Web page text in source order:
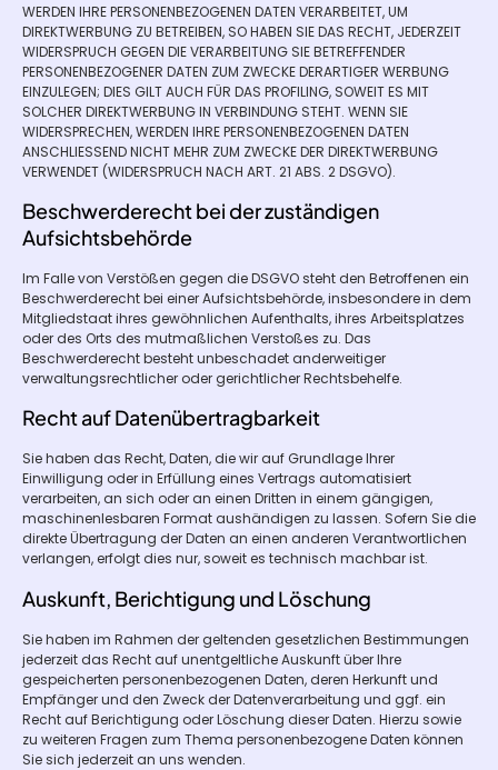
WERDEN IHRE PERSONENBEZOGENEN DATEN VERARBEITET, UM
DIREKTWERBUNG ZU BETREIBEN, SO HABEN SIE DAS RECHT, JEDERZEIT
WIDERSPRUCH GEGEN DIE VERARBEITUNG SIE BETREFFENDER
PERSONENBEZOGENER DATEN ZUM ZWECKE DERARTIGER WERBUNG
EINZULEGEN; DIES GILT AUCH FÜR DAS PROFILING, SOWEIT ES MIT
SOLCHER DIREKTWERBUNG IN VERBINDUNG STEHT. WENN SIE
WIDERSPRECHEN, WERDEN IHRE PERSONENBEZOGENEN DATEN
ANSCHLIESSEND NICHT MEHR ZUM ZWECKE DER DIREKTWERBUNG
VERWENDET (WIDERSPRUCH NACH ART. 21 ABS. 2 DSGVO).
Beschwerde­recht bei der zuständigen
Aufsichts­behörde
Im Falle von Verstößen gegen die DSGVO steht den Betroffenen ein
Beschwerderecht bei einer Aufsichtsbehörde, insbesondere in dem
Mitgliedstaat ihres gewöhnlichen Aufenthalts, ihres Arbeitsplatzes
oder des Orts des mutmaßlichen Verstoßes zu. Das
Beschwerderecht besteht unbeschadet anderweitiger
verwaltungsrechtlicher oder gerichtlicher Rechtsbehelfe.
Recht auf Daten­übertrag­barkeit
Sie haben das Recht, Daten, die wir auf Grundlage Ihrer
Einwilligung oder in Erfüllung eines Vertrags automatisiert
verarbeiten, an sich oder an einen Dritten in einem gängigen,
maschinenlesbaren Format aushändigen zu lassen. Sofern Sie die
direkte Übertragung der Daten an einen anderen Verantwortlichen
verlangen, erfolgt dies nur, soweit es technisch machbar ist.
Auskunft, Berichtigung und Löschung
Sie haben im Rahmen der geltenden gesetzlichen Bestimmungen
jederzeit das Recht auf unentgeltliche Auskunft über Ihre
gespeicherten personenbezogenen Daten, deren Herkunft und
Empfänger und den Zweck der Datenverarbeitung und ggf. ein
Recht auf Berichtigung oder Löschung dieser Daten. Hierzu sowie
zu weiteren Fragen zum Thema personenbezogene Daten können
Sie sich jederzeit an uns wenden.